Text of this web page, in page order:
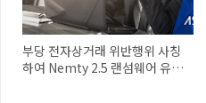
부당 전자상거래 위반행위 사칭
하여 Nemty 2.5 랜섬웨어 유포